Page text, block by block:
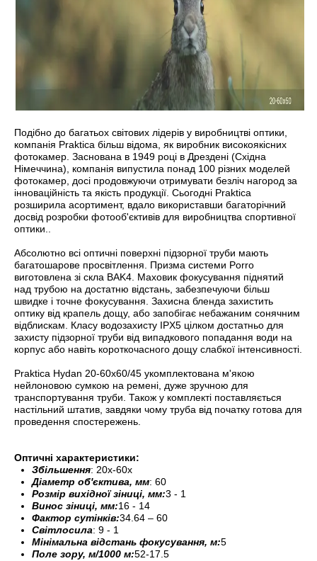
Подібно до багатьох світових лідерів у виробництві оптики,
компанія Praktica більш відома, як виробник високоякісних
фотокамер. Заснована в 1949 році в Дрездені (Східна
Німеччина), компанія випустила понад 100 різних моделей
фотокамер, досі продовжуючи отримувати безліч нагород за
інноваційність та якість продукції. Сьогодні Praktica
розширила асортимент, вдало використавши багаторічний
досвід розробки фотооб'єктивів для виробництва спортивної
оптики..
Абсолютно всі оптичні поверхні підзорної труби мають
багатошарове просвітлення. Призма системи Porro
виготовлена зі скла BAK4. Маховик фокусування піднятий
над трубою на достатню відстань, забезпечуючи більш
швидке і точне фокусування. Захисна бленда захистить
оптику від крапель дощу, або запобігає небажаним сонячним
відблискам. Класу водозахисту IPX5 цілком достатньо для
захисту підзорної труби від випадкового попадання води на
корпус або навіть короткочасного дощу слабкої інтенсивності.
Praktica Hydan 20-60x60/45 укомплектована м'якою
нейлоновою сумкою на ремені, дуже зручною для
транспортування труби. Також у комплекті поставляється
настільний штатив, завдяки чому труба від початку готова для
проведення спостережень.
Оптичні характеристики:
Збільшення: 20x-60x
Діаметр об'єктива, мм: 60
Розмір вихідної зіниці, мм:3 - 1
Винос зіниці, мм:16 - 14
Фактор сутінків:34.64 – 60
Світлосила: 9 - 1
Мінімальна відстань фокусування, м:5
Поле зору, м/1000 м:52-17.5